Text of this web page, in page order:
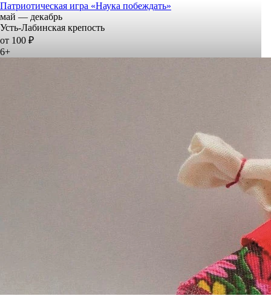
Патриотическая игра «Наука побеждать»
май — декабрь
Усть-Лабинская крепость
от 100 ₽
6+